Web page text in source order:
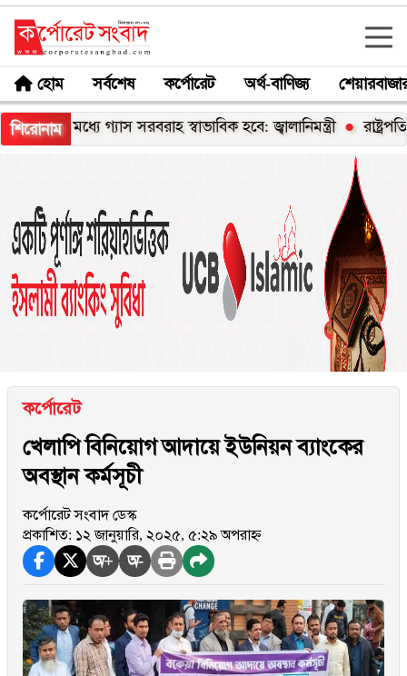
হোম সর্বশেষ কর্পোরেট অর্থ-বাণিজ্য
শিরোনাম
মধ্যে গ্যাস সরবরাহ স্বাভাবিক হবে: জ্বালানিমন্ত্রী রাষ্ট্রপতি
কর্পোরেট
খেলাপি বিনিয়োগ আদায়ে ইউনিয়ন ব্যাংকের
অবস্থান কর্মসূচী
কর্পোরেট সংবাদ ডেস্ক
প্রকাশিত: ১২ জানুয়ারি, ২০২৫, ৫:২৯ অপরাহ্ন
অ+ অ-